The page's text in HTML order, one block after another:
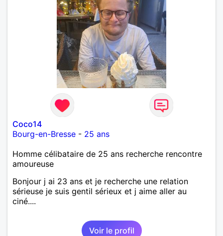
Coco14
Bourg-en-Bresse - 25 ans
Homme célibataire de 25 ans recherche rencontre
amoureuse
Bonjour j ai 23 ans et je recherche une relation
sérieuse je suis gentil sérieux et j aime aller au
ciné....
Voir le profil